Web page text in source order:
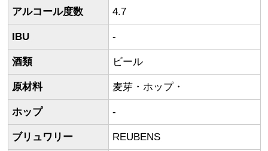
アルコール度数 4.7
IBU -
酒類 ビール
原材料 麦芽・ホップ・
ホップ -
ブリュワリー REUBENS